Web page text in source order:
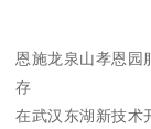
恩施龙泉山孝恩园
存
在武汉东湖新技术